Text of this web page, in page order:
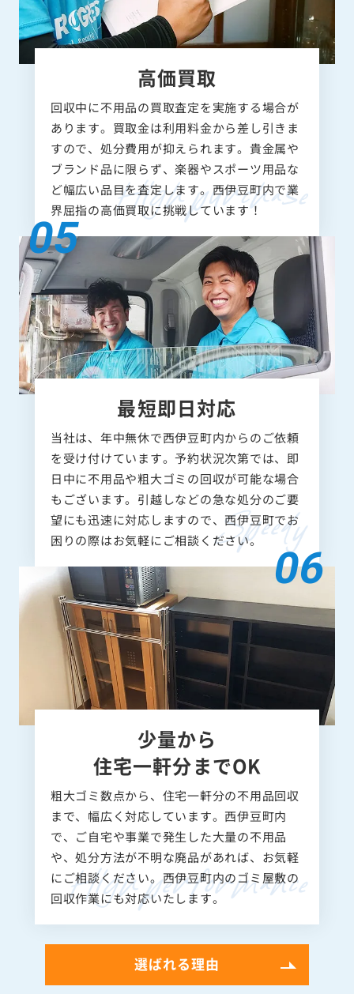
高価買取
回収中に不用品の買取査定を実施する場合が
あります。買取金は利用料金から差し引きま
すので、処分費用が抑えられます。貴金属や
ブランド品に限らず、楽器やスポーツ用品な
ど幅広い品目を査定します。西伊豆町内で業
界屈指の高価買取に挑戦しています！
最短即日対応
当社は、年中無休で西伊豆町内からのご依頼
を受け付けています。予約状況次第では、即
日中に不用品や粗大ゴミの回収が可能な場合
もございます。引越しなどの急な処分のご要
望にも迅速に対応しますので、西伊豆町でお
困りの際はお気軽にご相談ください。
少量から
住宅一軒分までOK
粗大ゴミ数点から、住宅一軒分の不用品回収
まで、幅広く対応しています。西伊豆町内
で、ご自宅や事業で発生した大量の不用品
や、処分方法が不明な廃品があれば、お気軽
にご相談ください。西伊豆町内のゴミ屋敷の
回収作業にも対応いたします。
選ばれる理由